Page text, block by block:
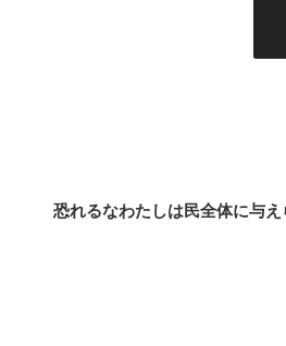
恐れるなわたしは民全体に与